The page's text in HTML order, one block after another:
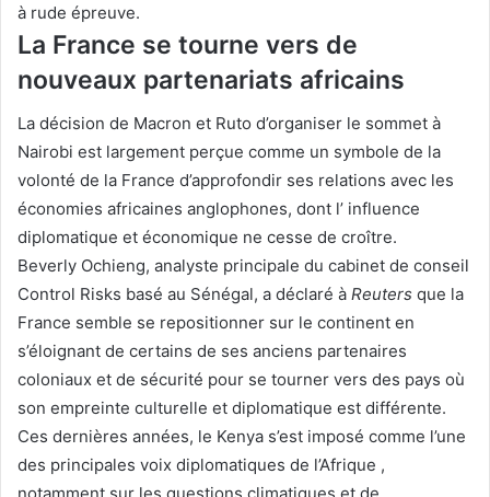
à rude épreuve.
La France se tourne vers de
nouveaux partenariats africains
La décision de Macron et Ruto d’organiser le sommet à
Nairobi est largement perçue comme un symbole de la
volonté de la France d’approfondir ses relations avec les
économies africaines anglophones, dont l’ influence
diplomatique et économique ne cesse de croître.
Beverly Ochieng, analyste principale du cabinet de conseil
Control Risks basé au Sénégal, a déclaré à Reuters que la
France semble se repositionner sur le continent en
s’éloignant de certains de ses anciens partenaires
coloniaux et de sécurité pour se tourner vers des pays où
son empreinte culturelle et diplomatique est différente.
Ces dernières années, le Kenya s’est imposé comme l’une
des principales voix diplomatiques de l’Afrique ,